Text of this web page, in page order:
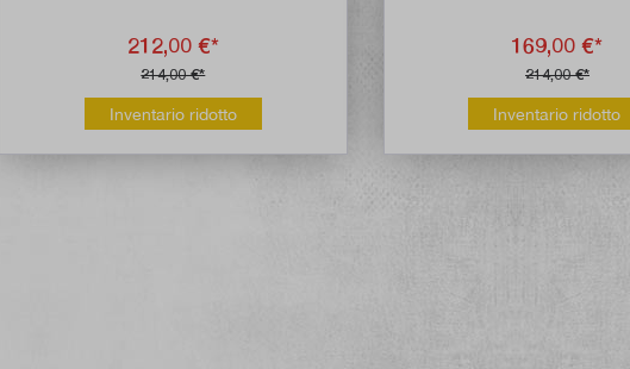
212,00 €*
214,00 €*
Inventario ridotto
169,00 €*
214,00 €*
Inventario ridotto